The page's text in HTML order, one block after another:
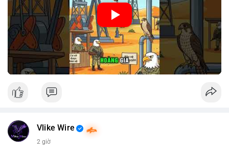
🎥 Xem video trực tiếp tại:
Nguồn: Cú Thông Thái
Vlike Wire
2 giờ